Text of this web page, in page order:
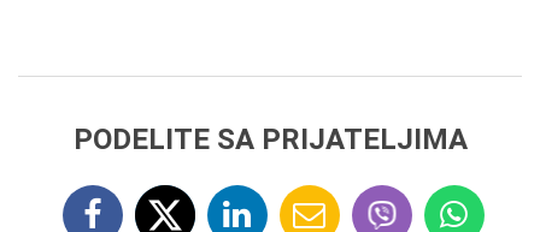
PODELITE SA PRIJATELJIMA